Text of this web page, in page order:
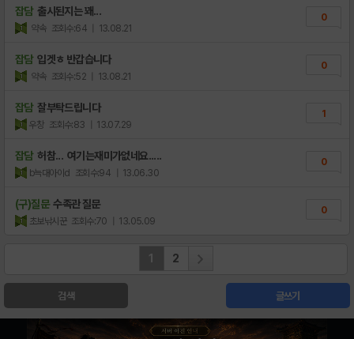
잡담 출시된지는 꽤...
약속 조회수:64 | 13.08.21
0
잡담 입겟ㅎ 반갑습니다
약속 조회수:52 | 13.08.21
0
잡담 잘부탁드립니다
우창 조회수:83 | 13.07.29
1
잡담 허참... 여기는재미가없네요.....
b늑대아이d 조회수:94 | 13.06.30
0
(구)질문 수족관 질문
초보낚시꾼 조회수:70 | 13.05.09
0
1 2
검색 글쓰기